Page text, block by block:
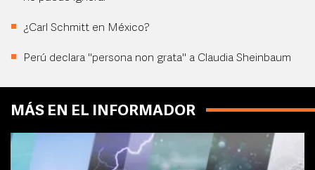
¿Carl Schmitt en México?
Perú declara "persona non grata" a Claudia Sheinbaum
MÁS EN EL INFORMADOR